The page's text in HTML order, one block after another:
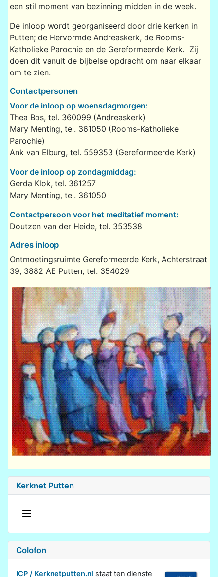
Kerknet Putten
Colofon
ICP / Kerknetputten.nl staat ten dienste
een stil moment van bezinning midden in de week.
De inloop wordt georganiseerd door drie kerken in
Putten; de Hervormde Andreaskerk, de Rooms-
Katholieke Parochie en de Gereformeerde Kerk. Zij
doen dit vanuit de bijbelse opdracht om naar elkaar
om te zien.
Contactpersonen
Voor de inloop op woensdagmorgen:
Thea Bos, tel. 360099 (Andreaskerk)
Mary Menting, tel. 361050 (Rooms-Katholieke
Parochie)
Ank van Elburg, tel. 559353 (Gereformeerde Kerk)
Voor de inloop op zondagmiddag:
Gerda Klok, tel. 361257
Mary Menting, tel. 361050
Contactpersoon voor het meditatief moment:
Doutzen van der Heide, tel. 353538
Adres inloop
Ontmoetingsruimte Gereformeerde Kerk, Achterstraat
39, 3882 AE Putten, tel. 354029